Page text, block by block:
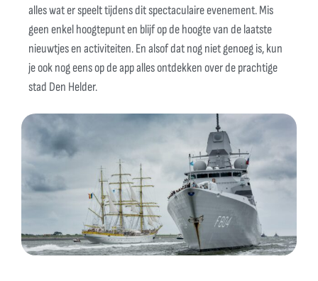
alles wat er speelt tijdens dit spectaculaire evenement. Mis
geen enkel hoogtepunt en blijf op de hoogte van de laatste
nieuwtjes en activiteiten. En alsof dat nog niet genoeg is, kun
je ook nog eens op de app alles ontdekken over de prachtige
stad Den Helder.